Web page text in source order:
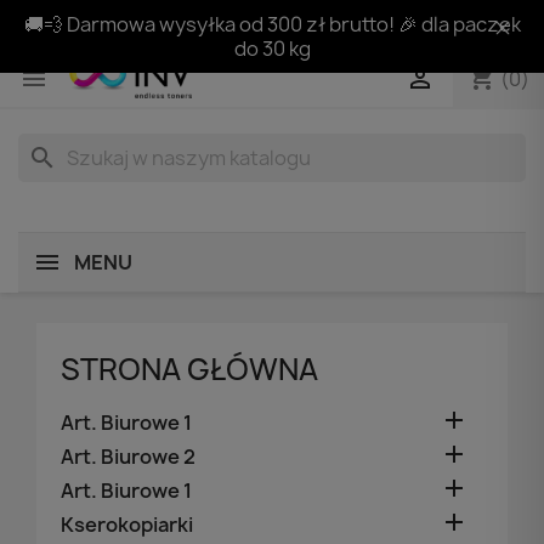
🚚💨 Darmowa wysyłka od 300 zł brutto! 🎉 dla paczek
do 30 kg
 shopping_cart(0)

search
MENU
STRONA GŁÓWNA
Art. Biurowe 1 
Art. Biurowe 2 
Art. Biurowe 1 
Kserokopiarki 